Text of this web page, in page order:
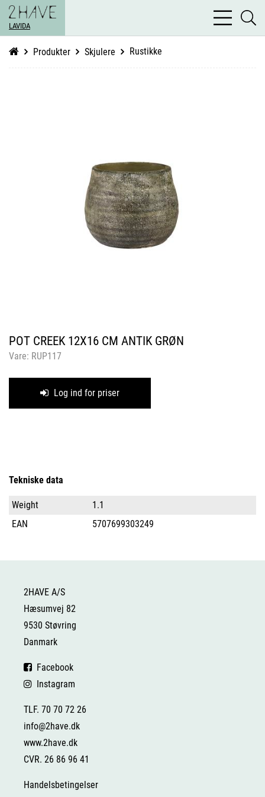
LAVIDA
bars
light
Produkter Skjulere Rustikke
POT CREEK 12X16 CM ANTIK GRØN
Vare: RUP117
Log ind for priser
Tekniske data
Weight
1.1
EAN
5707699303249
2HAVE A/S
Hæsumvej 82
9530 Støvring
Danmark
Facebook
Instagram
TLF. 70 70 72 26
info@2have.dk
www.2have.dk
CVR. 26 86 96 41
Handelsbetingelser